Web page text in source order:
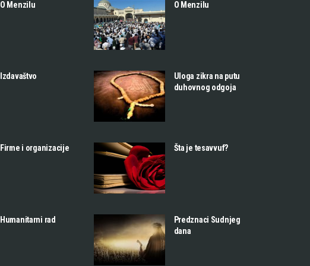
O Menzilu
Izdavaštvo
Firme i organizacije
Humanitarni rad
O Menzilu
Uloga zikra na putu
duhovnog odgoja
Šta je tesavvuf?
Predznaci Sudnjeg
dana